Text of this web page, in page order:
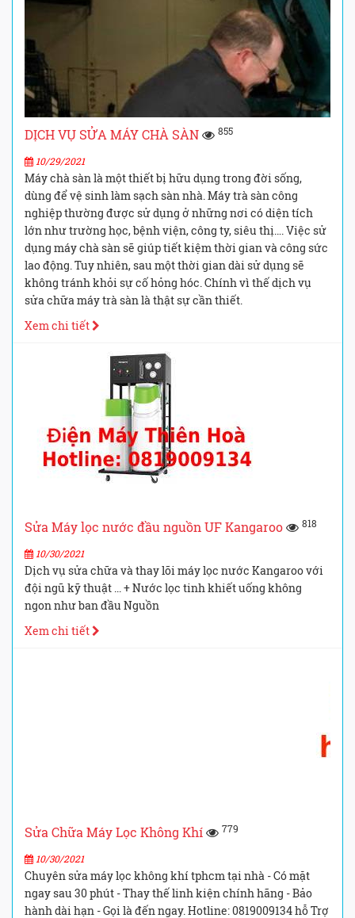
DỊCH VỤ SỬA MÁY CHÀ SÀN 855
10/29/2021
Máy chà sàn là một thiết bị hữu dụng trong đời sống,
dùng để vệ sinh làm sạch sàn nhà. Máy trà sàn công
nghiệp thường được sử dụng ở những nơi có diện tích
lớn như trường học, bệnh viện, công ty, siêu thị…. Việc sử
dụng máy chà sàn sẽ giúp tiết kiệm thời gian và công sức
lao động. Tuy nhiên, sau một thời gian dài sử dụng sẽ
không tránh khỏi sự cố hỏng hóc. Chính vì thế dịch vụ
sửa chữa máy trà sàn là thật sự cần thiết.
Xem chi tiết
Sửa Máy lọc nước đầu nguồn UF Kangaroo 818
10/30/2021
Dịch vụ sửa chữa và thay lõi máy lọc nước Kangaroo với
đội ngũ kỹ thuật ... + Nước lọc tinh khiết uống không
ngon như ban đầu Nguồn
Xem chi tiết
Sửa Chữa Máy Lọc Không Khí 779
10/30/2021
Chuyên sửa máy lọc không khí tphcm tại nhà - Có mặt
ngay sau 30 phút - Thay thế linh kiện chính hãng - Bảo
hành dài hạn - Gọi là đến ngay. Hotline: 0819009134 hỗ Trợ